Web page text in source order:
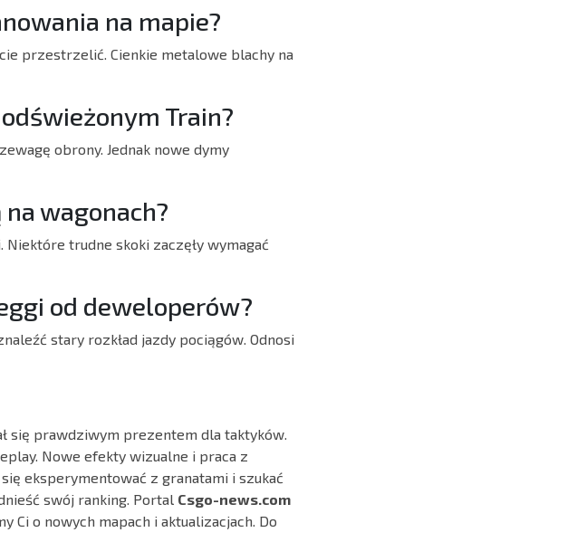
na mapie?
przestrzelić. Cienkie metalowe blachy na
Train?
obrony. Jednak nowe dymy
wagonach?
trudne skoki zaczęły wymagać
od deweloperów?
stary rozkład jazdy pociągów. Odnosi
się prawdziwym prezentem dla taktyków.
Nowe efekty wizualne i praca z
eksperymentować z granatami i szukać
swój ranking. Portal Csgo-news.com
Ci o nowych mapach i aktualizacjach. Do